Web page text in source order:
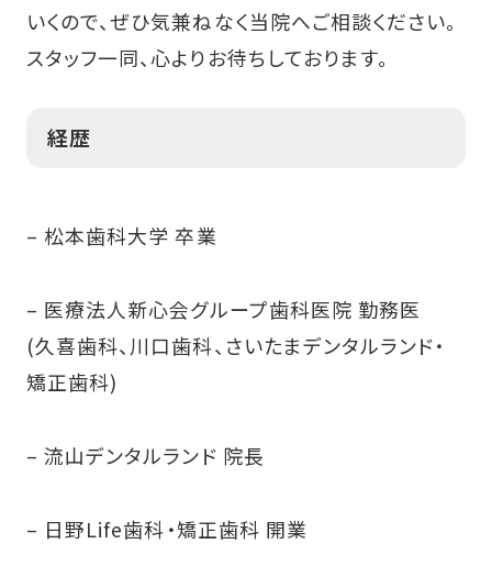
いくので、ぜひ気兼ねなく当院へご相談ください。
スタッフ一同、心よりお待ちしております。
経歴
– 松本歯科大学 卒業
– 医療法人新心会グループ歯科医院 勤務医
(久喜歯科、川口歯科、さいたまデンタルランド・
矯正歯科)
– 流山デンタルランド 院長
– 日野Life歯科・矯正歯科 開業